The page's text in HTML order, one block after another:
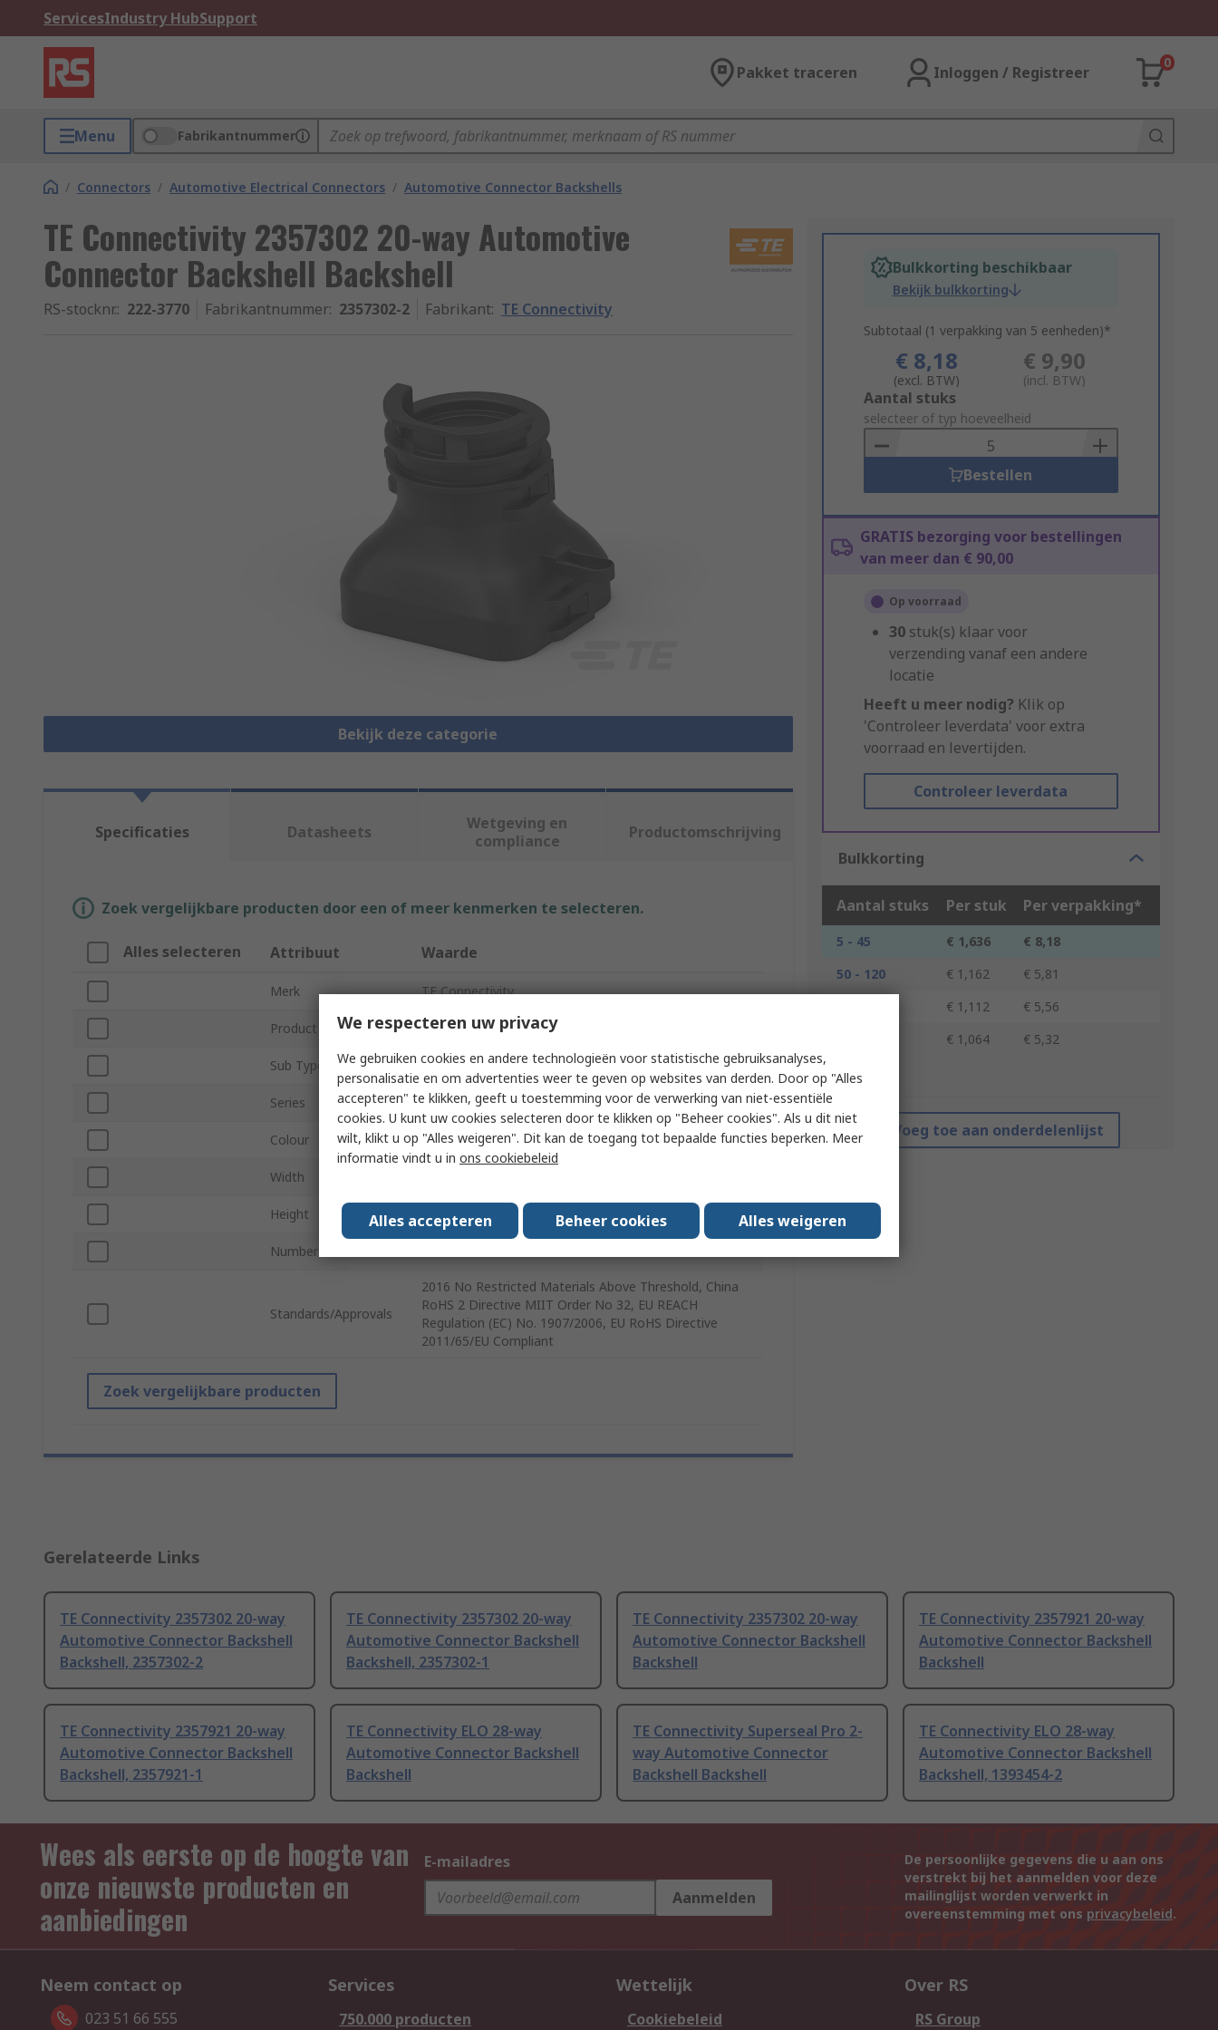
ServicesIndustry HubSupport
Pakket traceren Inloggen / Registreer
0
Menu Fabrikantnummer
/ Connectors / Automotive Electrical Connectors / Automotive Connector Backshells
TE Connectivity 2357302 20-way Automotive
Connector Backshell Backshell
RS-stocknr.: 222-3770 Fabrikantnummer: 2357302-2 Fabrikant: TE Connectivity
Bekijk deze categorie
Bulkkorting beschikbaar
Bekijk bulkkorting
Subtotaal (1 verpakking van 5 eenheden)*
€ 8,18
(excl. BTW)
€ 9,90
(incl. BTW)
Add
to
Basket
Aantal stuks
selecteer of typ hoeveelheid
Bestellen
GRATIS bezorging voor bestellingen
van meer dan € 90,00
Op voorraad
30 stuk(s) klaar voor
verzending vanaf een andere
locatie
Heeft u meer nodig? Klik op
'Controleer leverdata' voor extra
voorraad en levertijden.
Controleer leverdata
Bulkkorting
Aantal stuks Per stuk Per verpakking*
5 - 45 € 1,636
€ 8,18
50 - 120
€ 1,162
€ 5,81
€ 1,112
€ 5,56
€ 1,064 € 5,32
*prijsindicatie
Voeg toe aan onderdelenlijst
Specificaties Datasheets
Wetgeving en
compliance
Productomschrijving
Zoek vergelijkbare producten door een of meer kenmerken te selecteren.
Alles selecteren Attribuut Waarde
Merk TE Connectivity
Product Type Automotive Connector Backshell
Sub Type Backshell
Series 2357302
Colour Black
Width
Height 38.5mm
Number of Contacts
Standards/Approvals
2016 No Restricted Materials Above Threshold, China
RoHS 2 Directive MIIT Order No 32, EU REACH
Regulation (EC) No. 1907/2006, EU RoHS Directive
2011/65/EU Compliant
Zoek vergelijkbare producten
Gerelateerde Links
TE Connectivity 2357302 20-way
Automotive Connector Backshell
Backshell, 2357302-2
TE Connectivity 2357302 20-way
Automotive Connector Backshell
Backshell, 2357302-1
TE Connectivity 2357302 20-way
Automotive Connector Backshell
Backshell
TE Connectivity 2357921 20-way
Automotive Connector Backshell
Backshell
TE Connectivity 2357921 20-way
Automotive Connector Backshell
Backshell, 2357921-1
TE Connectivity ELO 28-way
Automotive Connector Backshell
Backshell
TE Connectivity Superseal Pro 2-
way Automotive Connector
Backshell Backshell
TE Connectivity ELO 28-way
Automotive Connector Backshell
Backshell, 1393454-2
Wees als eerste op de hoogte van
onze nieuwste producten en
aanbiedingen
E-mailadres
Aanmelden
De persoonlijke gegevens die u aan ons
verstrekt bij het aanmelden voor deze
mailinglijst worden verwerkt in
overeenstemming met ons privacybeleid.
Neem contact op
023 51 66 555
Services
750.000 producten
Wettelijk
Cookiebeleid
Over RS
RS Group
We respecteren uw privacy
We gebruiken cookies en andere technologieën voor statistische gebruiksanalyses,
personalisatie en om advertenties weer te geven op websites van derden. Door op "Alles
accepteren" te klikken, geeft u toestemming voor de verwerking van niet-essentiële
cookies. U kunt uw cookies selecteren door te klikken op "Beheer cookies". Als u dit niet
wilt, klikt u op "Alles weigeren". Dit kan de toegang tot bepaalde functies beperken. Meer
informatie vindt u in ons cookiebeleid
Alles accepteren Beheer cookies Alles weigeren